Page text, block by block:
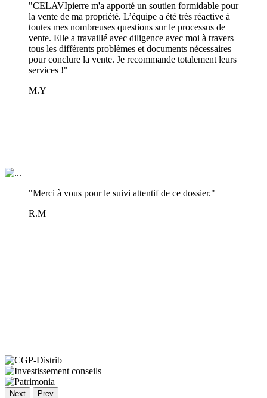
"CELAVIpierre m'a apporté un soutien formidable pour
la vente de ma propriété. L’équipe a été très réactive à
toutes mes nombreuses questions sur le processus de
vente. Elle a travaillé avec diligence avec moi à travers
tous les différents problèmes et documents nécessaires
pour conclure la vente. Je recommande totalement leurs
services !"
M.Y
"Merci à vous pour le suivi attentif de ce dossier."
R.M
Next Prev